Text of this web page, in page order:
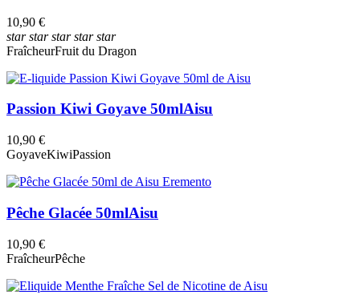
10,90 €
starstarstarstarstar
FraîcheurFruit du Dragon
Passion Kiwi Goyave 50mlAisu
10,90 €
GoyaveKiwiPassion
Pêche Glacée 50mlAisu
10,90 €
FraîcheurPêche